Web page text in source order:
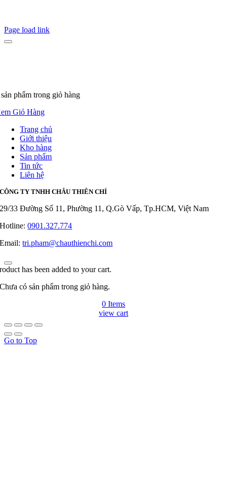
Page load link
phẩm trong giỏ hàng
Giỏ Hàng
Trang chủ
Giới thiệu
Kho hàng
Sản phẩm
Tin tức
Liên hệ
CÔNG TY TNHH CHÂU THIÊN CHÍ
29/33 Đường Số 11, Phường 11, Q.Gò Vấp, Tp.HCM, Việt Nam
Hotline:0901.327.774
Email:tri.pham@chauthienchi.com
has been added to your cart.
Chưa có sản phẩm trong giỏ hàng.
0 Items
view cart
Go to Top